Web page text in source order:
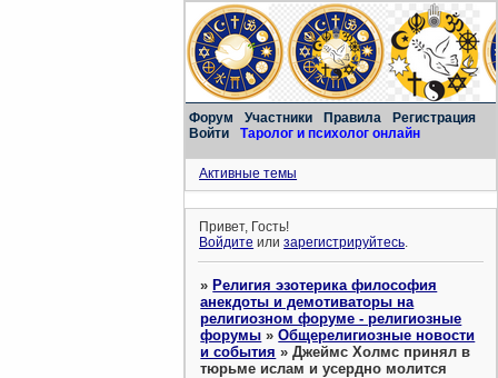
Форум Участники Правила
Регистрация
Войти
Таролог и психолог онлайн
Активные темы
Привет, Гость!
Войдите илизарегистрируйтесь.
»Религия эзотерика философия
анекдоты и демотиваторы на
религиозном форуме - религиозные
форумы »Общерелигиозные новости
и события »Джеймс Холмс принял в
тюрьме ислам и усердно молится